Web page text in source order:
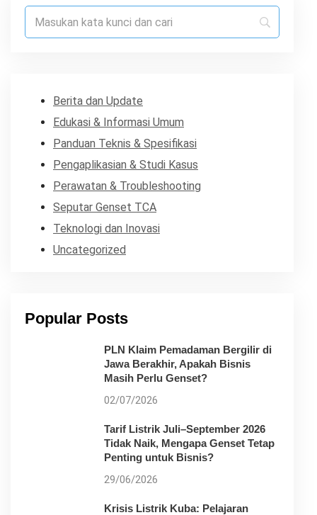
Berita dan Update
Edukasi & Informasi Umum
Panduan Teknis & Spesifikasi
Pengaplikasian & Studi Kasus
Perawatan & Troubleshooting
Seputar Genset TCA
Teknologi dan Inovasi
Uncategorized
Popular Posts
PLN Klaim Pemadaman Bergilir di
Jawa Berakhir, Apakah Bisnis
Masih Perlu Genset?
02/07/2026
Tarif Listrik Juli–September 2026
Tidak Naik, Mengapa Genset Tetap
Penting untuk Bisnis?
29/06/2026
Krisis Listrik Kuba: Pelajaran